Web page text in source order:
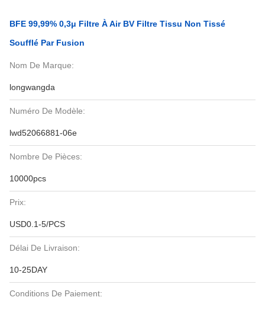
BFE 99,99% 0,3μ Filtre À Air BV Filtre Tissu Non Tissé
Soufflé Par Fusion
Nom De Marque:
longwangda
Numéro De Modèle:
lwd52066881-06e
Nombre De Pièces:
10000pcs
Prix:
USD0.1-5/PCS
Délai De Livraison:
10-25DAY
Conditions De Paiement: